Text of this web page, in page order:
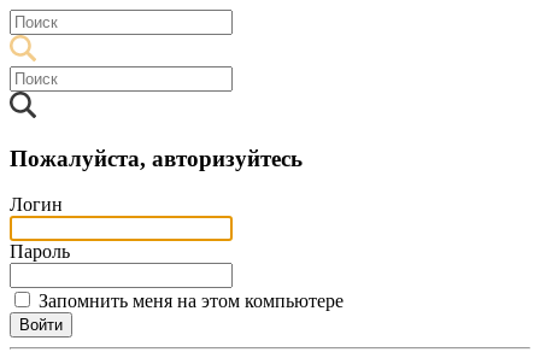
Пожалуйста, авторизуйтесь
Логин
Пароль
Запомнить меня на этом компьютере